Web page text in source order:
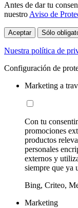
Antes de dar tu
nuestro Aviso de
Aceptar Sólo
Nuestra política de
Configuración de
Marketing a
Con tu
promociones
productos
personales
externos y
siempre que ya
Bing, Criteo,
Marketing